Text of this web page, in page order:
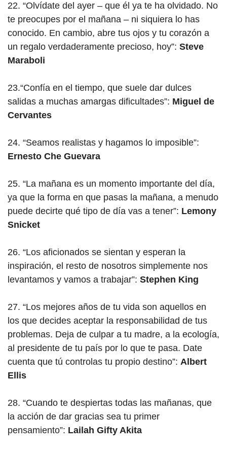
22. “Olvídate del ayer – que él ya te ha olvidado. No
te preocupes por el mañana – ni siquiera lo has
conocido. En cambio, abre tus ojos y tu corazón a
un regalo verdaderamente precioso, hoy”: Steve
Maraboli
23.“Confía en el tiempo, que suele dar dulces
salidas a muchas amargas dificultades”: Miguel de
Cervantes
24. “Seamos realistas y hagamos lo imposible”:
Ernesto Che Guevara
25. “La mañana es un momento importante del día,
ya que la forma en que pasas la mañana, a menudo
puede decirte qué tipo de día vas a tener”: Lemony
Snicket
26. “Los aficionados se sientan y esperan la
inspiración, el resto de nosotros simplemente nos
levantamos y vamos a trabajar”: Stephen King
27. “Los mejores años de tu vida son aquellos en
los que decides aceptar la responsabilidad de tus
problemas. Deja de culpar a tu madre, a la ecología,
al presidente de tu país por lo que te pasa. Date
cuenta que tú controlas tu propio destino”: Albert
Ellis
28. “Cuando te despiertas todas las mañanas, que
la acción de dar gracias sea tu primer
pensamiento”: Lailah Gifty Akita